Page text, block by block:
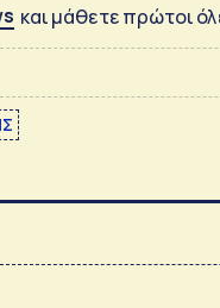
και μάθετε πρώτοι